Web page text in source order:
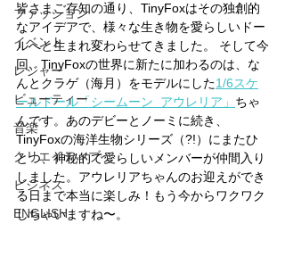
ファッション
イベント
レジャー
ビューティー
音楽
クリエイティブ
ビジネス
ENGLISH
皆さまご存知の通り、TinyFoxはその独創的
なアイデアで、様々な生き物を愛らしいドー
ルへと生まれ変わらせてきました。 そして今
回、TinyFoxの世界に新たに加わるのは、な
んとクラゲ（海月）をモデルにした1/6スケ
ールドール「シームーン  アウレリア」 ちゃ
んです。あのデビーとノーミに続き、
TinyFoxの海洋生物シリーズ（?!）にまたひ
とつ、神秘的で愛らしいメンバーが仲間入り
しました。アウレリアちゃんのお迎えができ
る日まで本当に楽しみ！もう今からワクワク
しちゃいますね〜。